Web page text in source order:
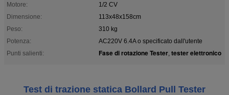
Motore:
1/2 CV
Dimensione:
113x48x158cm
Peso:
310 kg
Potenza:
AC220V 6.4A o specificato dall'utente
Punti salienti:
Fase di rotazione Tester, tester elettronico
Test di trazione statica Bollard Pull Tester